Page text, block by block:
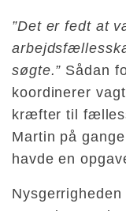
”Det er fedt at
søgte.” Sådan
koordinerer
kræfter til
Martin på
havde en